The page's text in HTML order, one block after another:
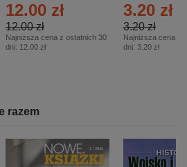
12.00 zł
12.00 zł
Najniższa cena z ostatnich 30
dni: 12.00 zł
3.20 zł
3.20 zł
Najniższa cena z
dni: 3.20 zł
razem